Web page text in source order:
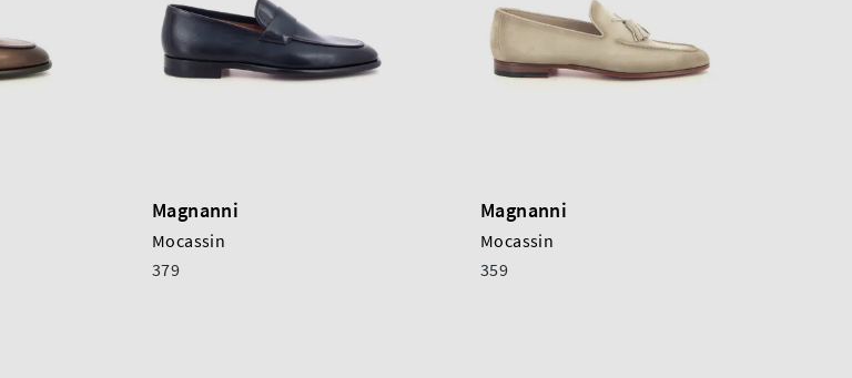
Magnanni
Mocassin
379
Magnanni
Mocassin
359